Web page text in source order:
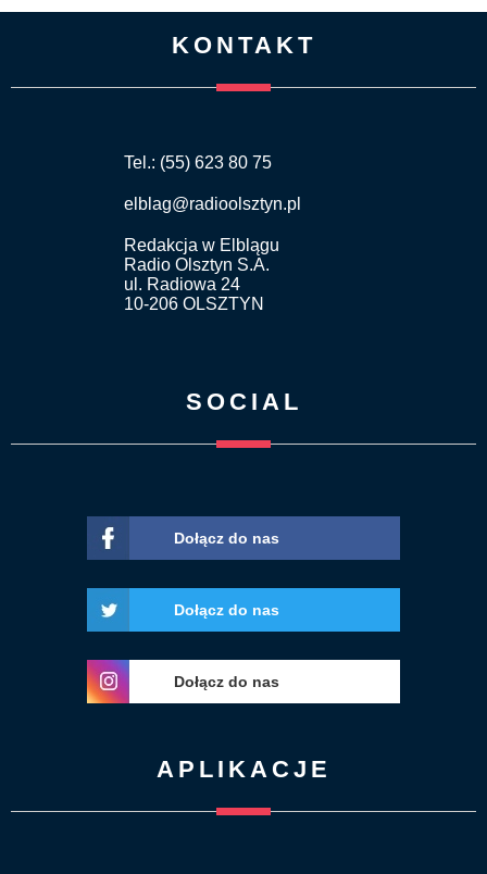
KONTAKT
Tel.: (55) 623 80 75
elblag@radioolsztyn.pl
Redakcja w Elblągu
Radio Olsztyn S.A.
ul. Radiowa 24
10-206 OLSZTYN
SOCIAL
Dołącz do nas
Dołącz do nas
Dołącz do nas
APLIKACJE